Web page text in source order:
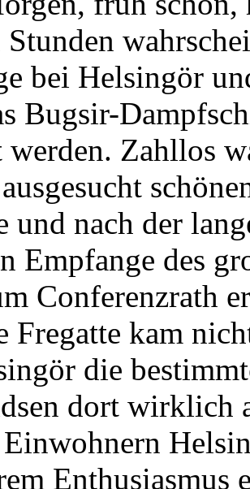
bei Helsingör
Bugsir-
werden. Zahllos
und nach der
Empfange des
Conferenzrath
Fregatte kam
die
dort wirklich
Enthusiasmus